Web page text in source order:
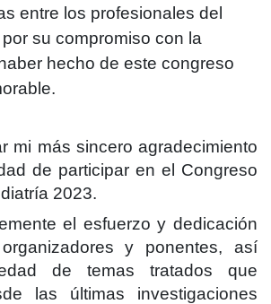
entre los profesionales del
su compromiso con la
hecho de este congreso
mi más sincero agradecimiento
de participar en el Congreso
2023.
el esfuerzo y dedicación
y ponentes, así
de temas tratados que
las últimas investigaciones